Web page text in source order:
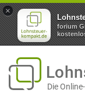
×
forium
Die